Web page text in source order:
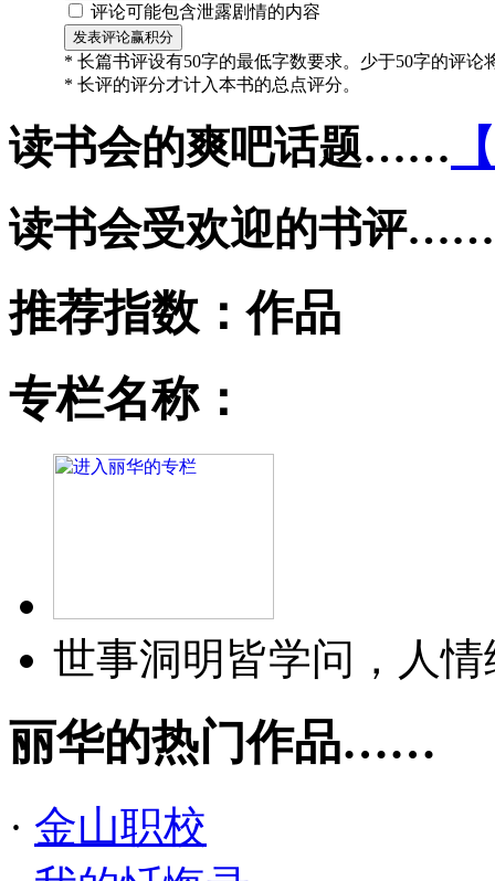
评论可能包含泄露剧情的内容
* 长篇书评设有50字的最低字数要求。少于50字的评论
* 长评的评分才计入本书的总点评分。
读书会的爽吧话题……
读书会受欢迎的书评……
推荐指数：作品
专栏名称：
世事洞明皆学问，人
丽华的热门作品……
· 金山职校